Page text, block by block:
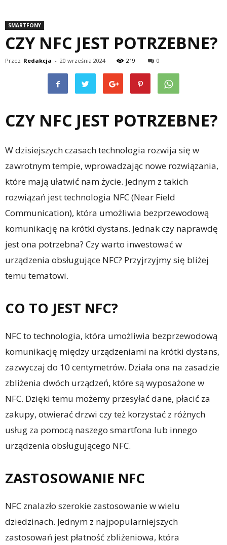
SMARTFONY
CZY NFC JEST POTRZEBNE?
Przez Redakcja - 20 września 2024 219 0
CZY NFC JEST POTRZEBNE?
W dzisiejszych czasach technologia rozwija się w
zawrotnym tempie, wprowadzając nowe rozwiązania,
które mają ułatwić nam życie. Jednym z takich
rozwiązań jest technologia NFC (Near Field
Communication), która umożliwia bezprzewodową
komunikację na krótki dystans. Jednak czy naprawdę
jest ona potrzebna? Czy warto inwestować w
urządzenia obsługujące NFC? Przyjrzyjmy się bliżej
temu tematowi.
CO TO JEST NFC?
NFC to technologia, która umożliwia bezprzewodową
komunikację między urządzeniami na krótki dystans,
zazwyczaj do 10 centymetrów. Działa ona na zasadzie
zbliżenia dwóch urządzeń, które są wyposażone w
NFC. Dzięki temu możemy przesyłać dane, płacić za
zakupy, otwierać drzwi czy też korzystać z różnych
usług za pomocą naszego smartfona lub innego
urządzenia obsługującego NFC.
ZASTOSOWANIE NFC
NFC znalazło szerokie zastosowanie w wielu
dziedzinach. Jednym z najpopularniejszych
zastosowań jest płatność zbliżeniowa, która